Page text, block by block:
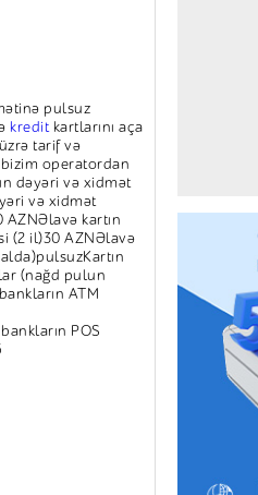
pulsuz
kreditkartlarını aça
tarif və
operatordan
dəyəri və xidmət
və xidmət
AZNƏlavə kartın
(2 il)30 AZNƏlavə
(nağd pulun
ATM
POS